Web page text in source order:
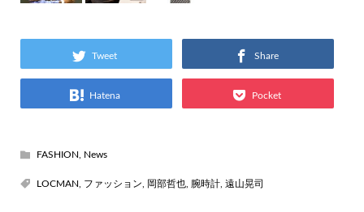
Tweet Share
Hatena Pocket
FASHION News
LOCMAN ファッション 岡部哲也, 腕時計, 遠山晃司